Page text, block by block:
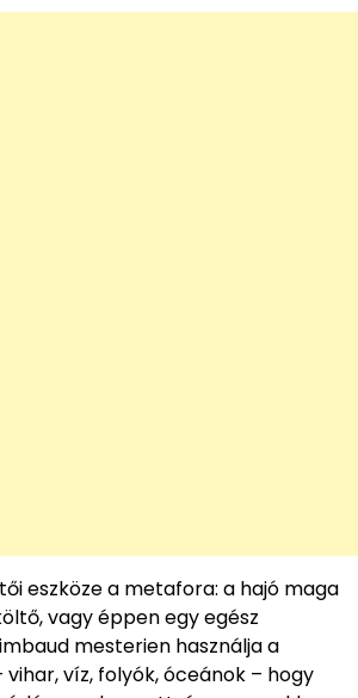
eszköze a metafora: a hajó maga
vagy éppen egy egész
mesterien használja a
víz, folyók, óceánok – hogy